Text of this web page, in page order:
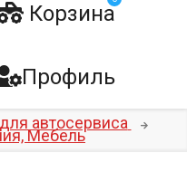
Корзина
Профиль
автосервиса
Мебель